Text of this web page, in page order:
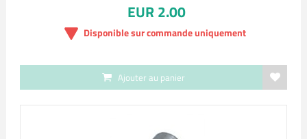
EUR 2.00
Disponible sur commande uniquement
Ajouter au panier